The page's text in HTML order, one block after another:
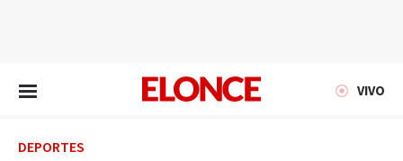
VIVO
DEPORTES